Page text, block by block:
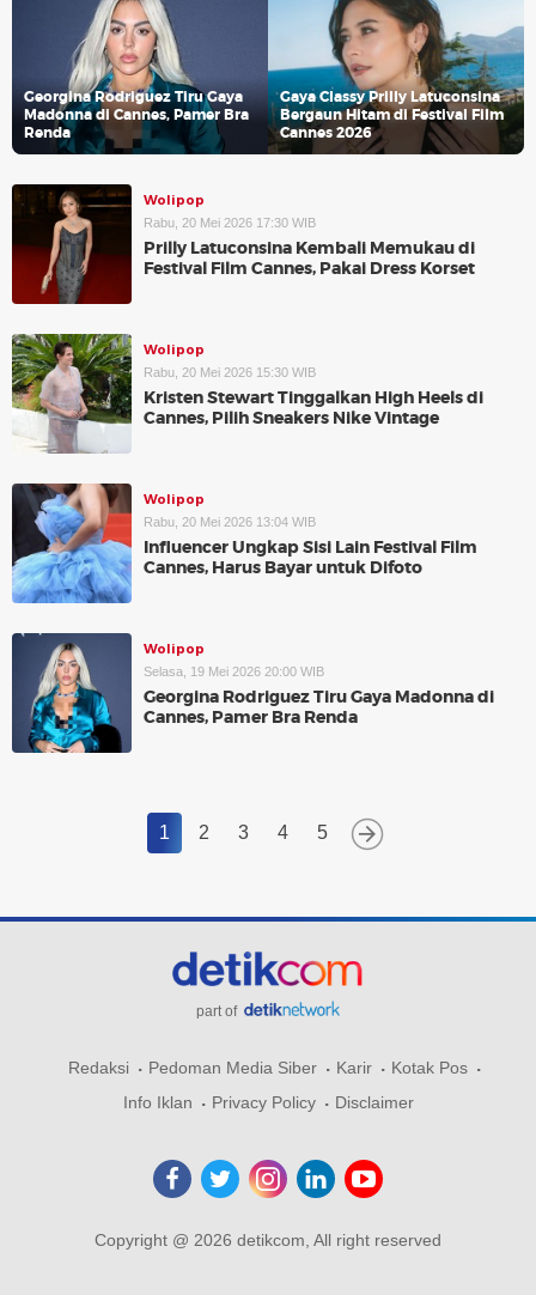
Georgina Rodriguez Tiru Gaya
Madonna di Cannes, Pamer Bra
Renda
Gaya Classy Prilly Latuconsina
Bergaun Hitam di Festival Film
Cannes 2026
Wolipop
Rabu, 20 Mei 2026 17:30 WIB
Prilly Latuconsina Kembali Memukau di
Festival Film Cannes, Pakai Dress Korset
Wolipop
Rabu, 20 Mei 2026 15:30 WIB
Kristen Stewart Tinggalkan High Heels di
Cannes, Pilih Sneakers Nike Vintage
Wolipop
Rabu, 20 Mei 2026 13:04 WIB
Influencer Ungkap Sisi Lain Festival Film
Cannes, Harus Bayar untuk Difoto
Wolipop
Selasa, 19 Mei 2026 20:00 WIB
Georgina Rodriguez Tiru Gaya Madonna di
Cannes, Pamer Bra Renda
1 2 3 4 5
part of
Redaksi Pedoman Media Siber Karir
Kotak Pos
Info Iklan
Privacy Policy Disclaimer
Copyright @ 2026 detikcom, All right reserved